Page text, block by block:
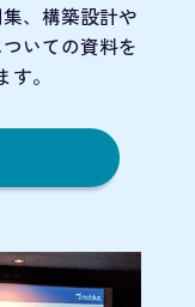
、 構築設計や
ついての資料を
。